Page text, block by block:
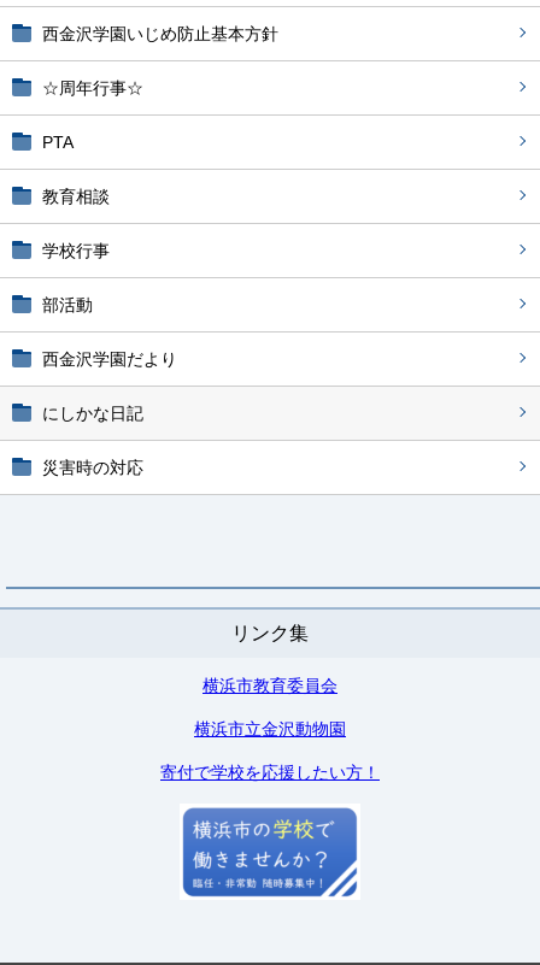
西金沢学園いじめ防止基本方針
☆周年行事☆
PTA
教育相談
学校行事
部活動
西金沢学園だより
にしかな日記
災害時の対応
リンク集
横浜市教育委員会
横浜市立金沢動物園
寄付で学校を応援したい方！